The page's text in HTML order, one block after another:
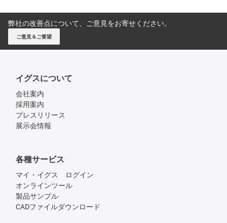
弊社の改善点について、ご意見をお寄せください。
ご意見＆ご要望
イグスについて
会社案内
採用案内
プレスリリース
展示会情報
各種サービス
マイ・イグス ログイン
オンラインツール
製品サンプル
CADファイルダウンロード